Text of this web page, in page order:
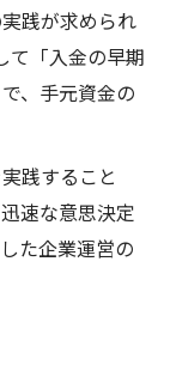
践が求められ
て「入金の早期
、手元資金の
践すること
速な意思決定
た企業運営の